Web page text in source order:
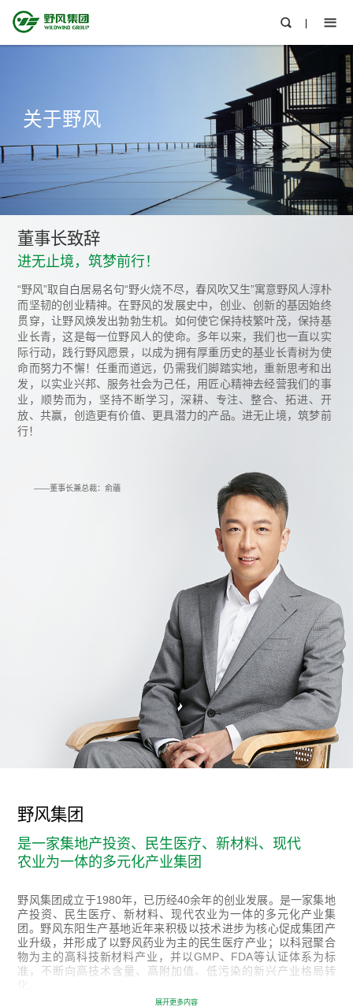
|
关于野风
董事长致辞
进无止境，筑梦前行！
“野风”取自白居易名句“野火烧不尽，春风吹又生”寓意野风人淳朴
而坚韧的创业精神。在野风的发展史中，创业、创新的基因始终
贯穿，让野风焕发出勃勃生机。如何使它保持枝繁叶茂，保持基
业长青，这是每一位野风人的使命。多年以来，我们也一直以实
际行动，践行野风愿景，以成为拥有厚重历史的基业长青树为使
命而努力不懈！任重而道远，仍需我们脚踏实地，重新思考和出
发，以实业兴邦、服务社会为己任，用匠心精神去经营我们的事
业，顺势而为，坚持不断学习，深耕、专注、整合、拓进、开
放、共赢，创造更有价值、更具潜力的产品。进无止境，筑梦前
行！
——董事长兼总裁：俞蘠
野风集团
是一家集地产投资、民生医疗、新材料、现代
农业为一体的多元化产业集团
野风集团成立于1980年，已历经40余年的创业发展。是一家集地
产投资、民生医疗、新材料、现代农业为一体的多元化产业集
团。野风东阳生产基地近年来积极以技术进步为核心促成集团产
业升级，并形成了以野风药业为主的民生医疗产业；以科冠聚合
物为主的高科技新材料产业，并以GMP、FDA等认证体系为标
准，不断向高技术含量、高附加值、低污染的新兴产业格局转
展开更多内容